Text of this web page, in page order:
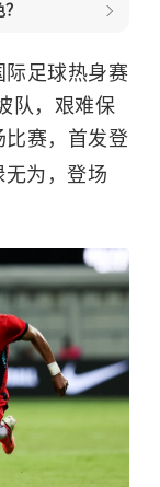
际足球热身赛
队，艰难保
比赛，首发登
无为，登场